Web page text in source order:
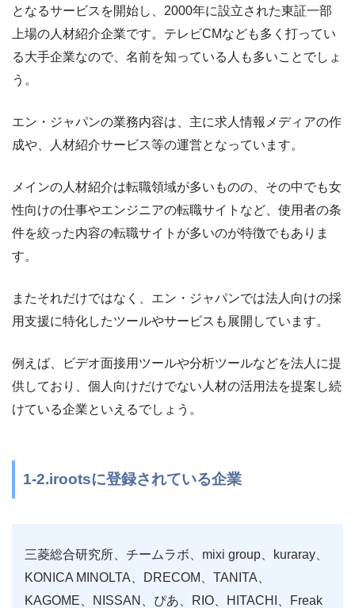
となるサービスを開始し、2000年に設立された東証一部
上場の人材紹介企業です。テレビCMなども多く打ってい
る大手企業なので、名前を知っている人も多いことでしょ
う。
エン・ジャパンの業務内容は、主に求人情報メディアの作
成や、人材紹介サービス等の運営となっています。
メインの人材紹介は転職領域が多いものの、その中でも女
性向けの仕事やエンジニアの転職サイトなど、使用者の条
件を絞った内容の転職サイトが多いのが特徴でもありま
す。
またそれだけではなく、エン・ジャパンでは法人向けの採
用支援に特化したツールやサービスも展開しています。
例えば、ビデオ面接用ツールや分析ツールなどを法人に提
供しており、個人向けだけでない人材の活用法を提案し続
けている企業といえるでしょう。
1-2.irootsに登録されている企業
三菱総合研究所、チームラボ、mixi group、kuraray、
KONICA MINOLTA、DRECOM、TANITA、
KAGOME、NISSAN、ぴあ、RIO、HITACHI、Freak